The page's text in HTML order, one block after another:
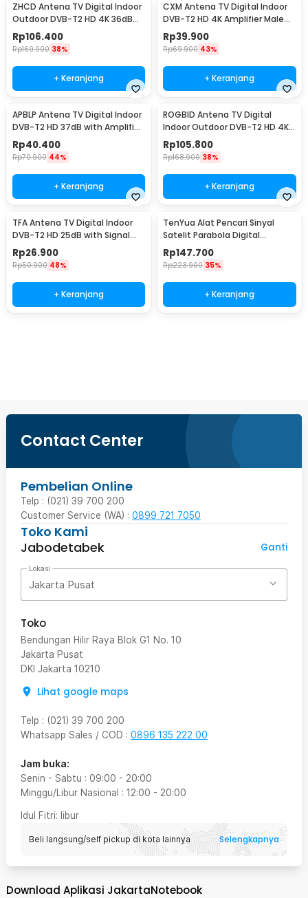
ZHCD Antena TV Digital Indoor
Outdoor DVB-T2 HD 4K 36dB
Amplifier - ZH3
Rp106.400
Rp169.900 38%
+ Keranjang
CXM Antena TV Digital Indoor
DVB-T2 HD 4K Amplifier Male
Plug 25dB - C120
Rp39.900
Rp69.900 43%
+ Keranjang
APBLP Antena TV Digital Indoor
DVB-T2 HD 37dB with Amplifier
- AP-36
Rp40.400
Rp70.900 44%
+ Keranjang
ROGBID Antena TV Digital
Indoor Outdoor DVB-T2 HD 4K
36dB Amplifier - RG80
Rp105.800
Rp168.900 38%
+ Keranjang
TFA Antena TV Digital Indoor
DVB-T2 HD 25dB with Signal
Booster - T109
Rp26.900
Rp50.900 48%
+ Keranjang
TenYua Alat Pencari Sinyal
Satelit Parabola Digital
Satellite Finder - SF-95DR
Rp147.700
Rp223.900 35%
+ Keranjang
Contact Center
Pembelian Online
Telp : (021) 39 700 200
Customer Service (WA) : 0899 721 7050
Toko Kami
Jabodetabek
Ganti
Lokasi
Jakarta Pusat
Toko
Bendungan Hilir Raya Blok G1 No. 10
Jakarta Pusat
DKI Jakarta 10210
Lihat google maps
Telp : (021) 39 700 200
Whatsapp Sales / COD : 0896 135 222 00
Jam buka:
Senin - Sabtu : 09:00 - 20:00
Minggu/Libur Nasional : 12:00 - 20:00
Idul Fitri: libur
Beli langsung/self pickup di kota lainnya Selengkapnya
Download Aplikasi JakartaNotebook